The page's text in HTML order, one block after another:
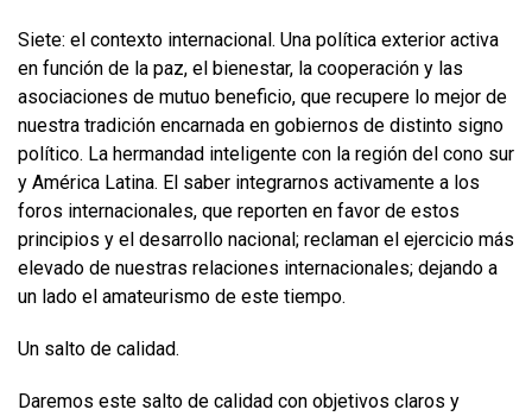
Siete: el contexto internacional. Una política exterior activa
en función de la paz, el bienestar, la cooperación y las
asociaciones de mutuo beneficio, que recupere lo mejor de
nuestra tradición encarnada en gobiernos de distinto signo
político. La hermandad inteligente con la región del cono sur
y América Latina. El saber integrarnos activamente a los
foros internacionales, que reporten en favor de estos
principios y el desarrollo nacional; reclaman el ejercicio más
elevado de nuestras relaciones internacionales; dejando a
un lado el amateurismo de este tiempo.
Un salto de calidad.
Daremos este salto de calidad con objetivos claros y